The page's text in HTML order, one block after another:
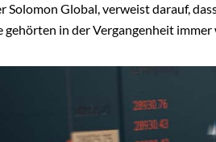
Solomon Global, verweist darauf,
gehörten in der Vergangenheit immer